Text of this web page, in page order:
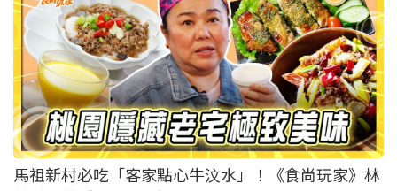
馬祖新村必吃「客家點心牛汶水」！《食尚玩家》林